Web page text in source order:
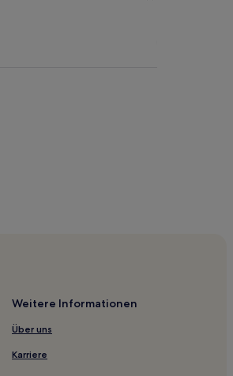
Weitere Informationen
Über uns
Karriere